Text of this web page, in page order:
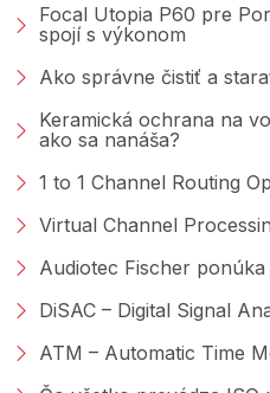
Focal Utopia P60 pre
spojí s výkonom
Ako správne čistiť a
Keramická ochrana na
ako sa nanáša?
1 to 1 Channel Routing
Virtual Channel
Audiotec Fischer
DiSAC – Digital Signal
ATM – Automatic Time